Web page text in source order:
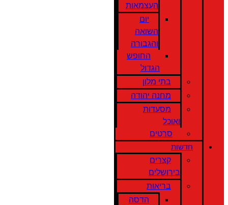
העצמאות
יום
השואה
והגבורה
החופש
הגדול
בתי מלון
מחנה יהודה
מסעדות
ואוכל
סרטים
חדשות
קצרים
בירושלים
בריאות
הדסה